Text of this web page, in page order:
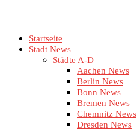
Startseite
Stadt News
Städte A-D
Aachen News
Berlin News
Bonn News
Bremen News
Chemnitz News
Dresden News